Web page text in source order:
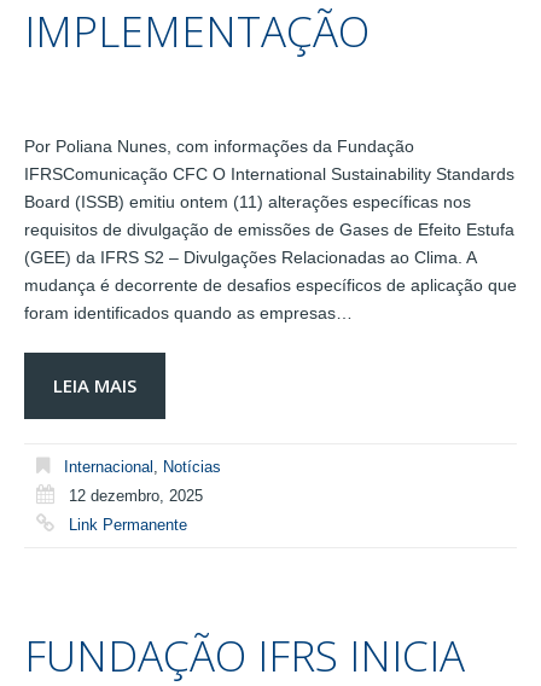
IMPLEMENTAÇÃO
Por Poliana Nunes, com informações da Fundação
IFRSComunicação CFC O International Sustainability Standards
Board (ISSB) emitiu ontem (11) alterações específicas nos
requisitos de divulgação de emissões de Gases de Efeito Estufa
(GEE) da IFRS S2 – Divulgações Relacionadas ao Clima. A
mudança é decorrente de desafios específicos de aplicação que
foram identificados quando as empresas…
LEIA MAIS
Internacional
Notícias
12 dezembro, 2025
Link Permanente
FUNDAÇÃO IFRS INICIA